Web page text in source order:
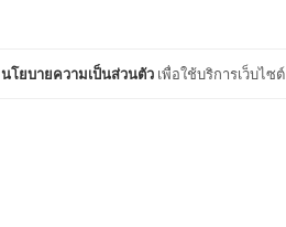
นโยบายความเป็นส่วนตัว เพื่อใช้บริการเว็บไซต์